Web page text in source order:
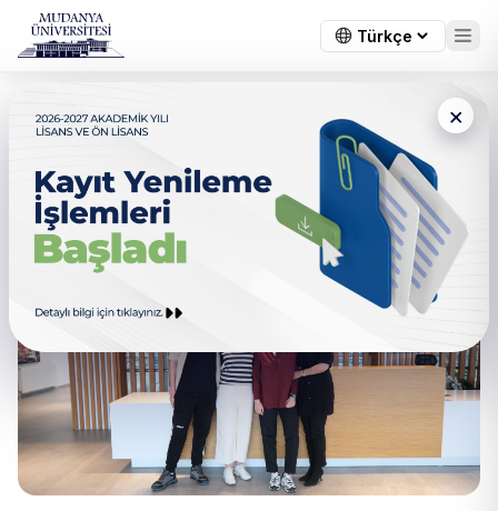
×
Bölümümüz Öğrencilerinden
Bir İlk: TÜBİTAK 2209-A
Desteği